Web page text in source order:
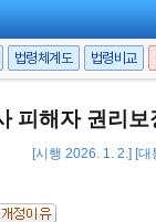
법령체계도 법령비교
피해자 권리
[시행 2026. 1. 2.] [